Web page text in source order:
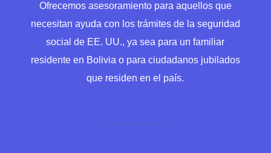
Ofrecemos asesoramiento para aquellos que
necesitan ayuda con los trámites de la seguridad
social de EE. UU., ya sea para un familiar
residente en Bolivia o para ciudadanos jubilados
que residen en el país.